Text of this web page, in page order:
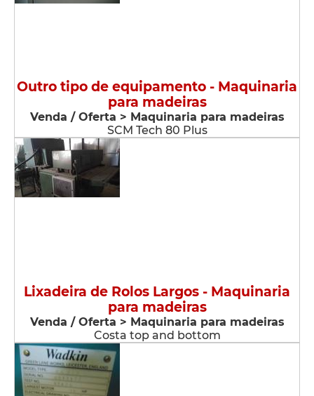
Outro tipo de equipamento - Maquinaria
para madeiras
Venda / Oferta > Maquinaria para madeiras
SCM Tech 80 Plus
Lixadeira de Rolos Largos - Maquinaria
para madeiras
Venda / Oferta > Maquinaria para madeiras
Costa top and bottom